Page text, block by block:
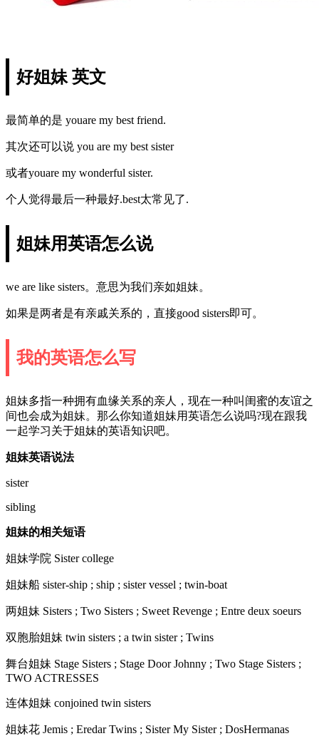
好姐妹 英文
最简单的是 youare my best friend.
其次还可以说 you are my best sister
或者youare my wonderful sister.
个人觉得最后一种最好.best太常见了.
姐妹用英语怎么说
we are like sisters。意思为我们亲如姐妹。
如果是两者是有亲戚关系的，直接good sisters即可。
我的英语怎么写
姐妹多指一种拥有血缘关系的亲人，现在一种叫闺蜜的友谊之
间也会成为姐妹。那么你知道姐妹用英语怎么说吗?现在跟我
一起学习关于姐妹的英语知识吧。
姐妹英语说法
sister
sibling
姐妹的相关短语
姐妹学院 Sister college
姐妹船 sister-ship ; ship ; sister vessel ; twin-boat
两姐妹 Sisters ; Two Sisters ; Sweet Revenge ; Entre deux soeurs
双胞胎姐妹 twin sisters ; a twin sister ; Twins
舞台姐妹 Stage Sisters ; Stage Door Johnny ; Two Stage Sisters ;
TWO ACTRESSES
连体姐妹 conjoined twin sisters
姐妹花 Jemis ; Eredar Twins ; Sister My Sister ; DosHermanas